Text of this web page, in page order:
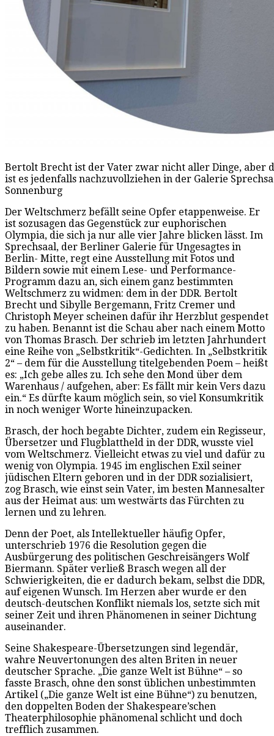
Bertolt Brecht ist der Vater zwar nicht aller Dinge, aber
ist es jedenfalls nachzuvollziehen in der Galerie
Sonnenburg
Der Weltschmerz befällt seine Opfer etappenweise. Er
ist sozusagen das Gegenstück zur euphorischen
Olympia, die sich ja nur alle vier Jahre blicken lässt. Im
Sprechsaal, der Berliner Galerie für Ungesagtes in
Berlin- Mitte, regt eine Ausstellung mit Fotos und
Bildern sowie mit einem Lese- und Performance-
Programm dazu an, sich einem ganz bestimmten
Weltschmerz zu widmen: dem in der DDR. Bertolt
Brecht und Sibylle Bergemann, Fritz Cremer und
Christoph Meyer scheinen dafür ihr Herzblut gespendet
zu haben. Benannt ist die Schau aber nach einem Motto
von Thomas Brasch. Der schrieb im letzten Jahrhundert
eine Reihe von „Selbstkritik“-Gedichten. In „Selbstkritik
2“ – dem für die Ausstellung titelgebenden Poem – heißt
es: „Ich gebe alles zu. Ich sehe den Mond über dem
Warenhaus / aufgehen, aber: Es fällt mir kein Vers dazu
ein.“ Es dürfte kaum möglich sein, so viel Konsumkritik
in noch weniger Worte hineinzupacken.
Brasch, der hoch begabte Dichter, zudem ein Regisseur,
Übersetzer und Flugblattheld in der DDR, wusste viel
vom Weltschmerz. Vielleicht etwas zu viel und dafür zu
wenig von Olympia. 1945 im englischen Exil seiner
jüdischen Eltern geboren und in der DDR sozialisiert,
zog Brasch, wie einst sein Vater, im besten Mannesalter
aus der Heimat aus: um westwärts das Fürchten zu
lernen und zu lehren.
Denn der Poet, als Intellektueller häufig Opfer,
unterschrieb 1976 die Resolution gegen die
Ausbürgerung des politischen Geschreisängers Wolf
Biermann. Später verließ Brasch wegen all der
Schwierigkeiten, die er dadurch bekam, selbst die DDR,
auf eigenen Wunsch. Im Herzen aber wurde er den
deutsch-deutschen Konflikt niemals los, setzte sich mit
seiner Zeit und ihren Phänomenen in seiner Dichtung
auseinander.
Seine Shakespeare-Übersetzungen sind legendär,
wahre Neuvertonungen des alten Briten in neuer
deutscher Sprache. „Die ganze Welt ist Bühne“ – so
fasste Brasch, ohne den sonst üblichen unbestimmten
Artikel („Die ganze Welt ist eine Bühne“) zu benutzen,
den doppelten Boden der Shakespeare’schen
Theaterphilosophie phänomenal schlicht und doch
trefflich zusammen.